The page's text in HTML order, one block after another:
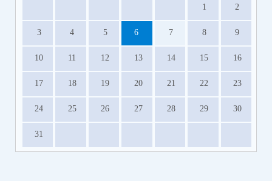
1 2
3 4 5 6 7 8 9
10 11 12 13 14 15 16
17 18 19 20 21 22 23
24 25 26 27 28 29 30
31